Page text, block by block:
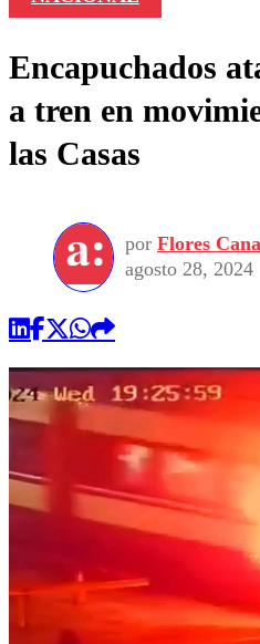
Encapuchados
a tren en
las Casas
por Flores
agosto 28, 2024